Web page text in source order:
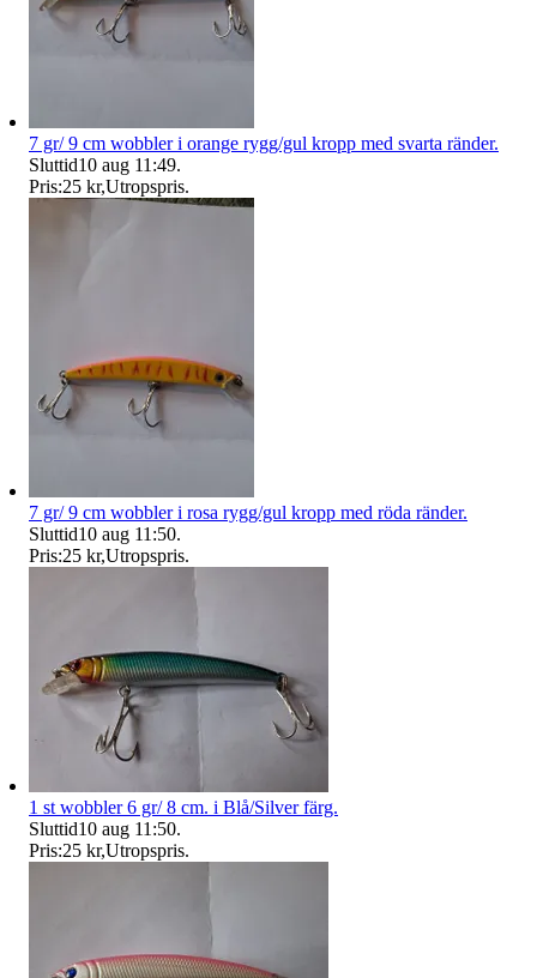
7 gr/ 9 cm wobbler i orange rygg/gul kropp med svarta ränder.
Sluttid10 aug 11:49.
Pris:25 kr,Utropspris.
7 gr/ 9 cm wobbler i rosa rygg/gul kropp med röda ränder.
Sluttid10 aug 11:50.
Pris:25 kr,Utropspris.
1 st wobbler 6 gr/ 8 cm. i Blå/Silver färg.
Sluttid10 aug 11:50.
Pris:25 kr,Utropspris.